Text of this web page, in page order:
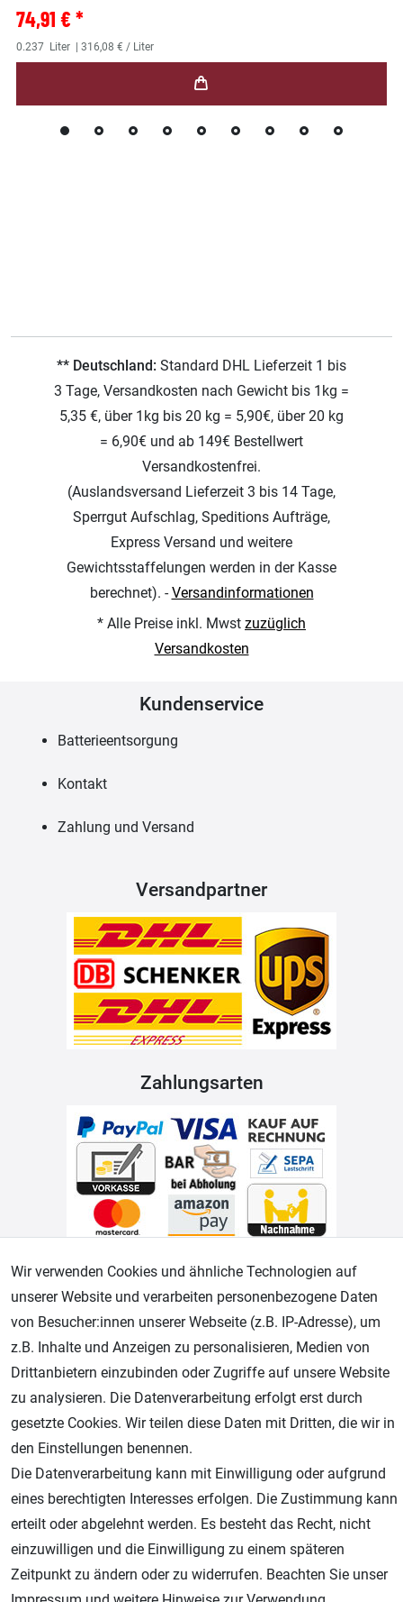
74,91 € *
0.237 Liter | 316,08 € / Liter
** Deutschland: Standard DHL Lieferzeit 1 bis
3 Tage, Versandkosten nach Gewicht bis 1kg =
5,35 €, über 1kg bis 20 kg = 5,90€, über 20 kg
= 6,90€ und ab 149€ Bestellwert
Versandkostenfrei.
(Auslandsversand Lieferzeit 3 bis 14 Tage,
Sperrgut Aufschlag, Speditions Aufträge,
Express Versand und weitere
Gewichtsstaffelungen werden in der Kasse
berechnet). -Versandinformationen
* Alle Preise inkl. Mwst zuzüglich
Versandkosten
Kundenservice
Batterieentsorgung
Kontakt
Zahlung und Versand
Versandpartner
Zahlungsarten
Geprüfter Shop
AGB Widerrufsrecht Datenschutz Impressum
Unsere weiteren Shops:
Schmincke-City.de
Schmincke Künstlerfarben das Gesamtsortiment
Wir verwenden Cookies und ähnliche Technologien auf
unserer Website und verarbeiten personenbezogene Daten
von Besucher:innen unserer Webseite (z.B. IP-Adresse), um
z.B. Inhalte und Anzeigen zu personalisieren, Medien von
Drittanbietern einzubinden oder Zugriffe auf unsere Website
zu analysieren. Die Datenverarbeitung erfolgt erst durch
gesetzte Cookies. Wir teilen diese Daten mit Dritten, die wir in
den Einstellungen benennen.
Die Datenverarbeitung kann mit Einwilligung oder aufgrund
eines berechtigten Interesses erfolgen. Die Zustimmung kann
erteilt oder abgelehnt werden. Es besteht das Recht, nicht
einzuwilligen und die Einwilligung zu einem späteren
Zeitpunkt zu ändern oder zu widerrufen. Beachten Sie unser